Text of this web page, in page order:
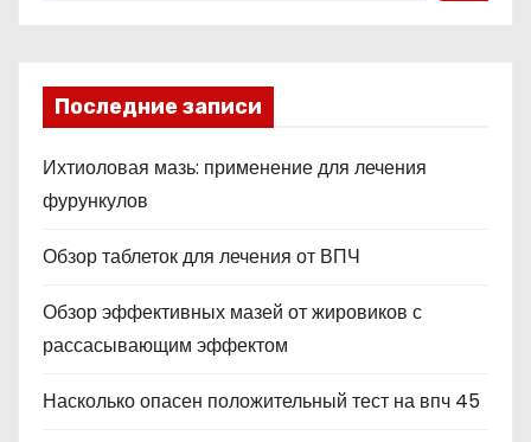
Последние записи
Ихтиоловая мазь: применение для лечения
фурункулов
Обзор таблеток для лечения от ВПЧ
Обзор эффективных мазей от жировиков с
рассасывающим эффектом
Насколько опасен положительный тест на впч 45